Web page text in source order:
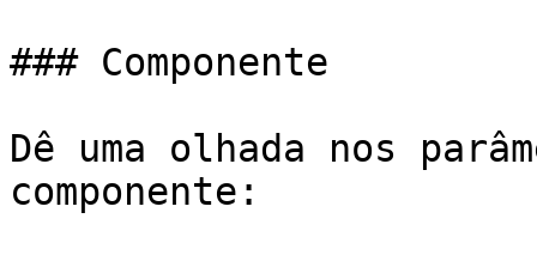
### Componente
Dê uma olhada nos
componente: